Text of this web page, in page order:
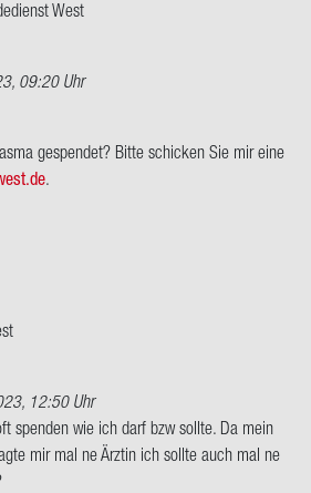
West
09:20 Uhr
ge­spen­det? Bitte schi­cken Sie mir eine
.
12:50 Uhr
spen­den wie ich darf bzw soll­te. Da mein
mir mal ne Ärz­tin ich soll­te auch mal ne